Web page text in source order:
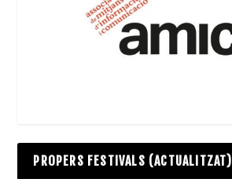
PROPERS FESTIVALS (ACTUALITZAT)